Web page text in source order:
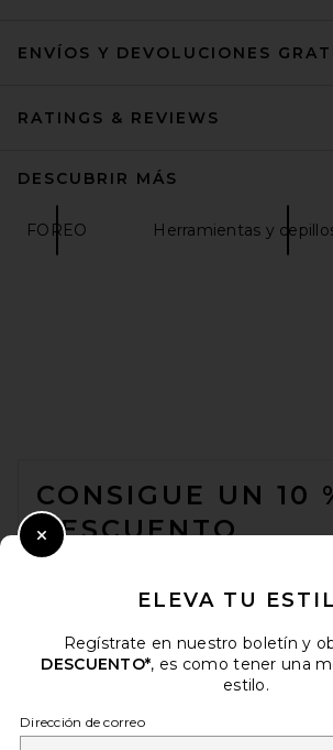
ENVÍOS Y DEVOLUCIONES
RATINGS & REVIEWS
DESCUBRIR MÁS
FOREO Herramientas y
CONSIGUE UN 10
DESCUENTO
electrónico. Puede retirarse en cualquier
Email Address
ELEVA TU
Regístrate en nuestro boletín y
DESCUENTO*, es como tener una
estilo.
Dirección de correo
Close Modal